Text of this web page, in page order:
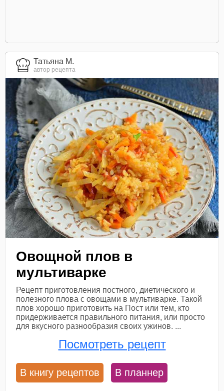
Татьяна М.
автор рецепта
Овощной плов в
мультиварке
Рецепт приготовления постного, диетического и
полезного плова с овощами в мультиварке. Такой
плов хорошо приготовить на Пост или тем, кто
придерживается правильного питания, или просто
для вкусного разнообразия своих ужинов. ...
Посмотреть рецепт
В книгу рецептов В планнер